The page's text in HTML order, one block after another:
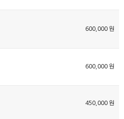
600,000 원
600,000 원
450,000 원